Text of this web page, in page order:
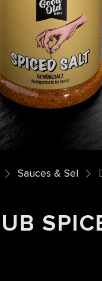
Sauces & Sel